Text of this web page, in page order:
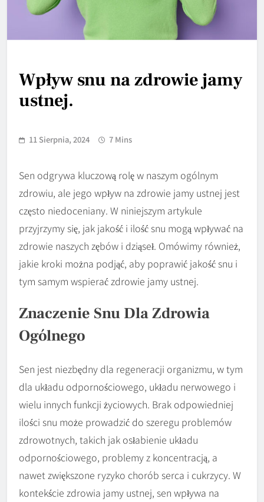
Wpływ snu na zdrowie jamy
ustnej.
11 Sierpnia, 2024 7 Mins
Sen odgrywa kluczową rolę w naszym ogólnym
zdrowiu, ale jego wpływ na zdrowie jamy ustnej jest
często niedoceniany. W niniejszym artykule
przyjrzymy się, jak jakość i ilość snu mogą wpływać na
zdrowie naszych zębów i dziąseł. Omówimy również,
jakie kroki można podjąć, aby poprawić jakość snu i
tym samym wspierać zdrowie jamy ustnej.
Znaczenie Snu Dla Zdrowia
Ogólnego
Sen jest niezbędny dla regeneracji organizmu, w tym
dla układu odpornościowego, układu nerwowego i
wielu innych funkcji życiowych. Brak odpowiedniej
ilości snu może prowadzić do szeregu problemów
zdrowotnych, takich jak osłabienie układu
odpornościowego, problemy z koncentracją, a
nawet zwiększone ryzyko chorób serca i cukrzycy. W
kontekście zdrowia jamy ustnej, sen wpływa na